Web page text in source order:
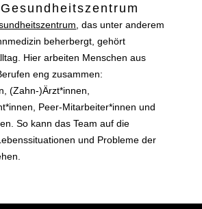
, das unter anderem
beherbergt, gehört
Hier arbeiten Menschen aus
eng zusammen:
(Zahn-)Ärzt*innen,
Peer-Mitarbeiter*innen und
So kann das Team auf die
und Probleme der